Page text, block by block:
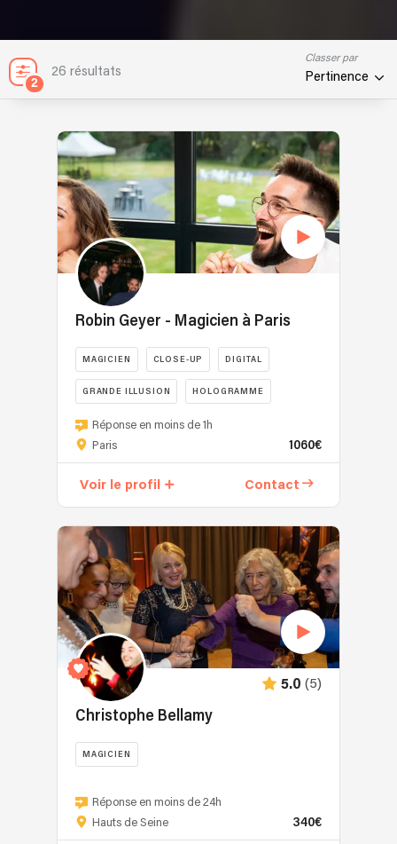
2
26 résultats
Classer par
Pertinence
Robin Geyer - Magicien à Paris
MAGICIEN CLOSE-UP DIGITAL
GRANDE ILLUSION HOLOGRAMME
Robin
Geyer
Magicien
Paris
et
en
Île-
de-
France
Depuis
plusieurs
années,
Robin
s’impose
comme
des
magiciens
Réponse en moins de 1h
Paris
1060€
Voir le profil Contact
5.0 (5)
Christophe Bellamy
MAGICIEN
plus
de
Réponse en moins de 24h
Hauts de Seine
340€